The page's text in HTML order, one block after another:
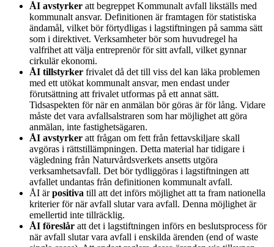
ÅI avstyrker att begreppet Kommunalt avfall likställs med
kommunalt ansvar. Definitionen är framtagen för statistiska
ändamål, vilket bör förtydligas i lagstiftningen på samma sätt
som i direktivet. Verksamheter bör som huvudregel ha
valfrihet att välja entreprenör för sitt avfall, vilket gynnar
cirkulär ekonomi.
ÅI tillstyrker frivalet då det till viss del kan läka problemen
med ett utökat kommunalt ansvar, men endast under
förutsättning att frivalet utformas på ett annat sätt.
Tidsaspekten för när en anmälan bör göras är för lång. Vidare
måste det vara avfallsalstraren som har möjlighet att göra
anmälan, inte fastighetsägaren.
ÅI avstyrker att frågan om fett från fettavskiljare skall
avgöras i rättstillämpningen. Detta material har tidigare i
vägledning från Naturvårdsverkets ansetts utgöra
verksamhetsavfall. Det bör tydliggöras i lagstiftningen att
avfallet undantas från definitionen kommunalt avfall.
ÅI ärpositiva till att det införs möjlighet att ta fram nationella
kriterier för när avfall slutar vara avfall. Denna möjlighet är
emellertid inte tillräcklig.
ÅI föreslår att det i lagstiftningen införs en beslutsprocess för
när avfall slutar vara avfall i enskilda ärenden (end of waste